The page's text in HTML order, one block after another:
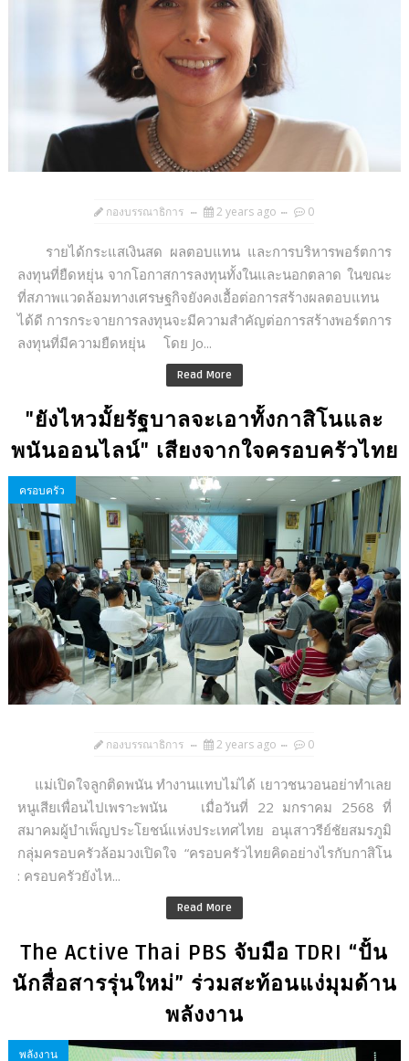
กองบรรณาธิการ 2 years ago 0
รายได้กระแสเงินสด ผลตอบแทน และการบริหารพอร์ตการ
ลงทุนที่ยืดหยุ่น จากโอกาสการลงทุนทั้งในและนอกตลาด ในขณะ
ที่สภาพแวดล้อมทางเศรษฐกิจยังคงเอื้อต่อการสร้างผลตอบแทน
ได้ดี การกระจายการลงทุนจะมีความสำคัญต่อการสร้างพอร์ตการ
ลงทุนที่มีความยืดหยุ่น โดย Jo...
Read More
"ยังไหวมั้ยรัฐบาลจะเอาทั้งกาสิโนและ
พนันออนไลน์" เสียงจากใจครอบครัวไทย
ครอบครัว
กองบรรณาธิการ 2 years ago 0
แม่เปิดใจลูกติดพนัน ทำงานแทบไม่ได้ เยาวชนวอนอย่าทำเลย
หนูเสียเพื่อนไปเพราะพนัน เมื่อวันที่ 22 มกราคม 2568 ที่
สมาคมผู้บำเพ็ญประโยชน์แห่งประเทศไทย อนุเสาวรีย์ชัยสมรภูมิ
กลุ่มครอบครัวล้อมวงเปิดใจ “ครอบครัวไทยคิดอย่างไรกับกาสิโน
: ครอบครัวยังไห...
Read More
The Active Thai PBS จับมือ TDRI “ปั้น
นักสื่อสารรุ่นใหม่” ร่วมสะท้อนแง่มุมด้าน
พลังงาน
พลังงาน